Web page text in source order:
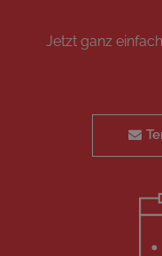
Jetzt ganz